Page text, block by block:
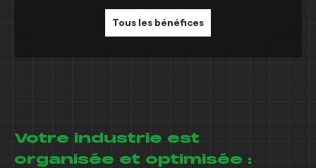
Tous les bénéfices
Votre industrie est
organisée et optimisée :